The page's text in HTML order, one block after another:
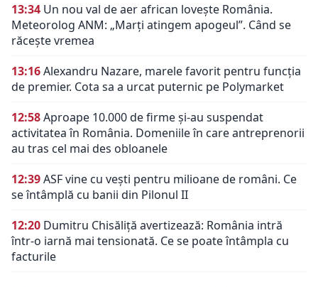
13:34 Un nou val de aer african lovește România.
Meteorolog ANM: „Marți atingem apogeul”. Când se
răcește vremea
13:16Alexandru Nazare, marele favorit pentru funcția
de premier. Cota sa a urcat puternic pe Polymarket
12:58Aproape 10.000 de firme și-au suspendat
activitatea în România. Domeniile în care antreprenorii
au tras cel mai des obloanele
12:39ASF vine cu vești pentru milioane de români. Ce
se întâmplă cu banii din Pilonul II
12:20 Dumitru Chisăliță avertizează: România intră
într-o iarnă mai tensionată. Ce se poate întâmpla cu
facturile